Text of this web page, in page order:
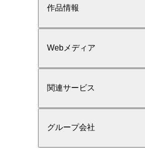
作品情報
Webメディア
関連サービス
グループ会社